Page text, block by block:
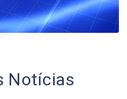
Notícias